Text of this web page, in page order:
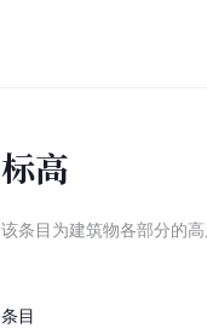
标高
该条目为建筑物各部分的
条目